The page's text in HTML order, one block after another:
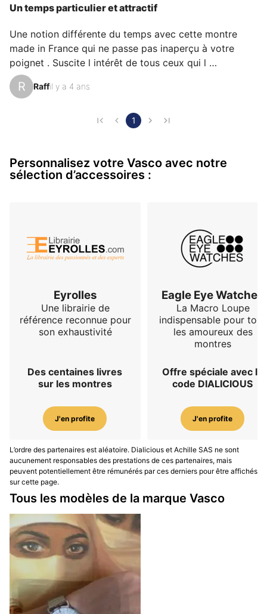
personnelles d’aimer sa Vasco pour son émotion, son
design ou encore sa précision.
Un temps particulier et attractif
Une notion différente du temps avec cette montre
made in France qui ne passe pas inaperçu à votre
poignet . Suscite l intérêt de tous ceux qui l
aperçoivent car différentes des toutes les autres.Un
moteur suisse sous un verre saphir pour un tarif plus
temps.Connaissez vous quelqu’un qui possède une
R Raffil y a 4 ans
1
Personnalisez votre Vasco avec notre
sélection d’accessoires :
Eyrolles
Une librairie de
référence reconnue pour
son exhaustivité
Des centaines livres
sur les montres
J'en profite
Eagle Eye Watches
La Macro Loupe
indispensable pour tous
les amoureux des
montres
Offre spéciale avec le
code DIALICIOUS
J'en profite
L’ordre des partenaires est aléatoire. Dialicious et Achille SAS ne sont
aucunement responsables des prestations de ces partenaires, mais
peuvent potentiellement être rémunérés par ces derniers pour être affichés
sur cette page.
Tous les modèles de la marque Vasco